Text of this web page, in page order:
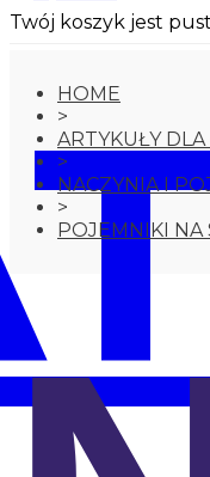
Twój koszyk jest
HOME
>
ARTYKUŁY
>
NACZYNIA I
>
POJEMNIKI NA